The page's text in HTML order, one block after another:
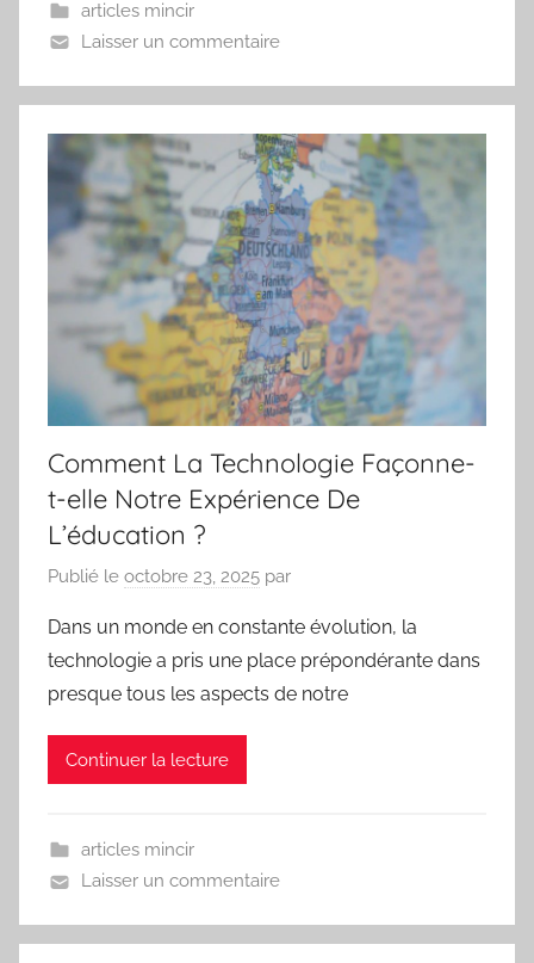
articles mincir
Laisser un commentaire
Comment La Technologie Façonne-
t-elle Notre Expérience De
L’éducation ?
Publié le octobre 23, 2025 par
Dans un monde en constante évolution, la
technologie a pris une place prépondérante dans
presque tous les aspects de notre
Continuer la lecture
articles mincir
Laisser un commentaire